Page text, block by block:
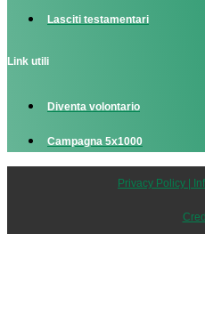
Lasciti testamentari
Link utili
Diventa volontario
Campagna 5x1000
Privacy Policy |